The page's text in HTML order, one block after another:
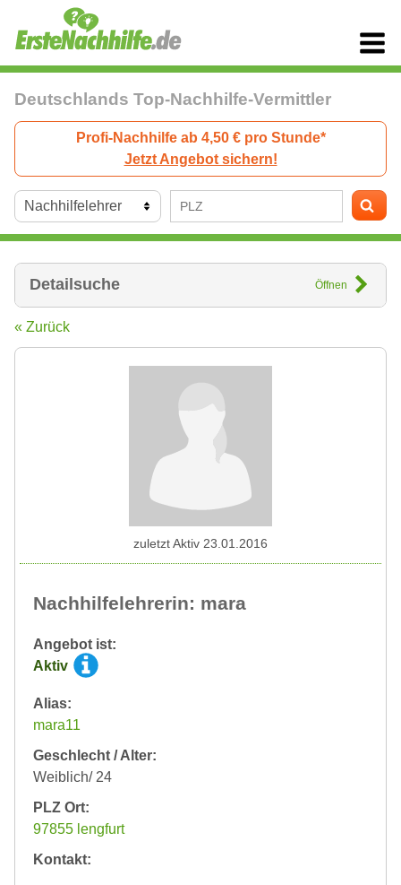
Deutschlands Top-Nachhilfe-Vermittler
Profi-Nachhilfe ab 4,50 € pro Stunde*
Jetzt Angebot sichern!
Detailsuche Öffnen
« Zurück
Nachhilfelehrerin: mara
Angebot ist:
Aktiv
Alias:
mara11
Geschlecht / Alter:
Weiblich/ 24
PLZ Ort:
97855 lengfurt
Kontakt:
zuletzt Aktiv 23.01.2016